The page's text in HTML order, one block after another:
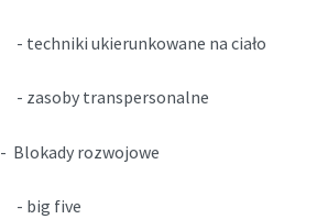
- techniki ukierunkowane na ciało
- zasoby transpersonalne
- Blokady rozwojowe
- big five